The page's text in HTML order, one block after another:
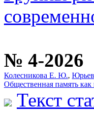
№ 4-2026
Колесникова Е. Ю.,
Общественная память
Текст